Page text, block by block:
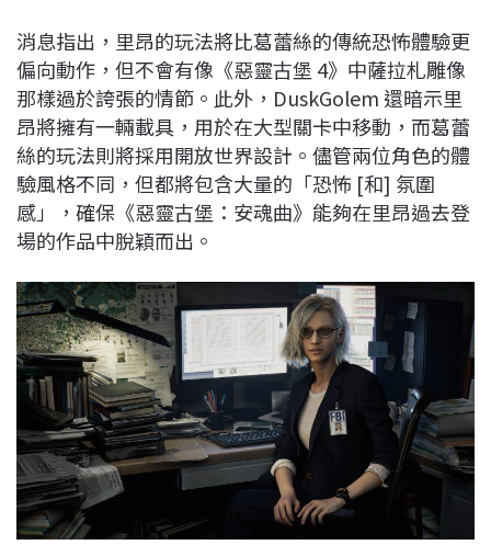
消息指出，里昂的玩法將比葛蕾絲的傳統恐怖體驗更
偏向動作，但不會有像《惡靈古堡 4》中薩拉札雕像
那樣過於誇張的情節。此外，DuskGolem 還暗示里
昂將擁有一輛載具，用於在大型關卡中移動，而葛蕾
絲的玩法則將採用開放世界設計。儘管兩位角色的體
驗風格不同，但都將包含大量的「恐怖 [和] 氛圍
感」，確保《惡靈古堡：安魂曲》能夠在里昂過去登
場的作品中脫穎而出。